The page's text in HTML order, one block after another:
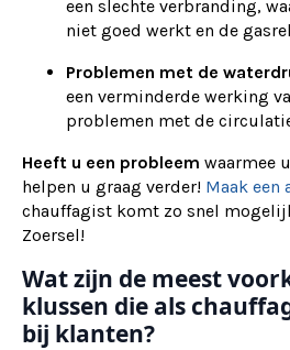
een slechte verbranding,
niet goed werkt en de
Problemen met de
een verminderde werking
problemen met de
Heeft u een probleem waarmee
helpen u graag verder! Maak een
chauffagist komt zo snel
Zoersel!
Wat zijn de meest
klussen die als
bij klanten?